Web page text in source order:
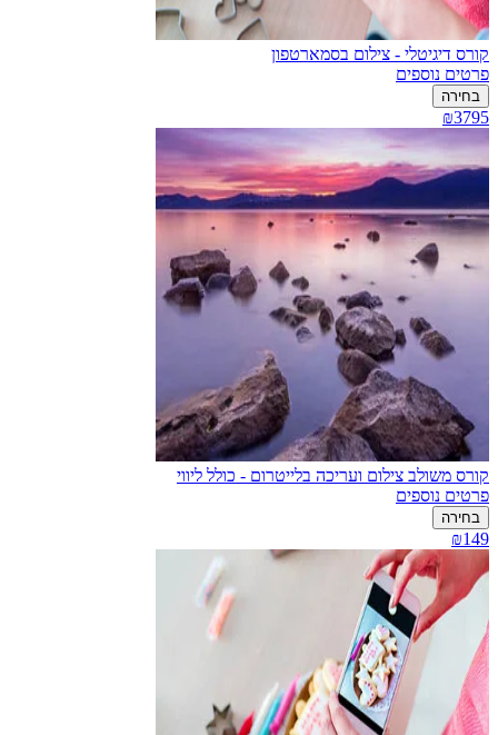
קורס דיגיטלי - צילום בסמארטפון
פרטים נוספים
בחירה
₪3795
קורס משולב צילום ועריכה בלייטרום - כולל ליווי
פרטים נוספים
בחירה
₪149